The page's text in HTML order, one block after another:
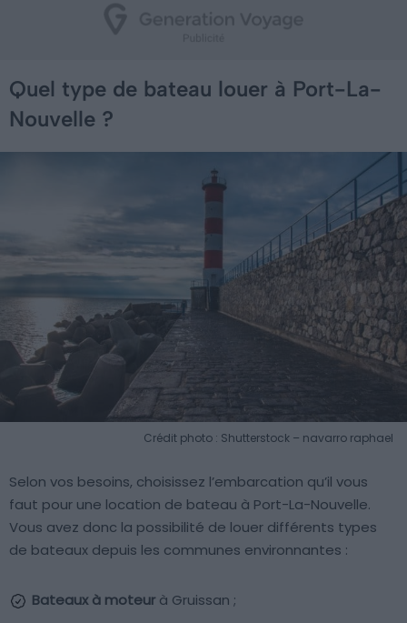
Quel type de bateau louer à Port-La-
Nouvelle ?
Crédit photo : Shutterstock – navarro raphael
Selon vos besoins, choisissez l’embarcation qu’il vous
faut pour une location de bateau à Port-La-Nouvelle.
Vous avez donc la possibilité de louer différents types
de bateaux depuis les communes environnantes :
Bateaux à moteur à Gruissan ;